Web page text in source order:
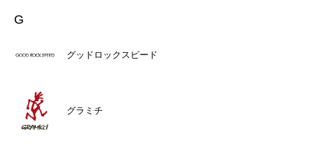
G
グッドロックスピード
グラミチ